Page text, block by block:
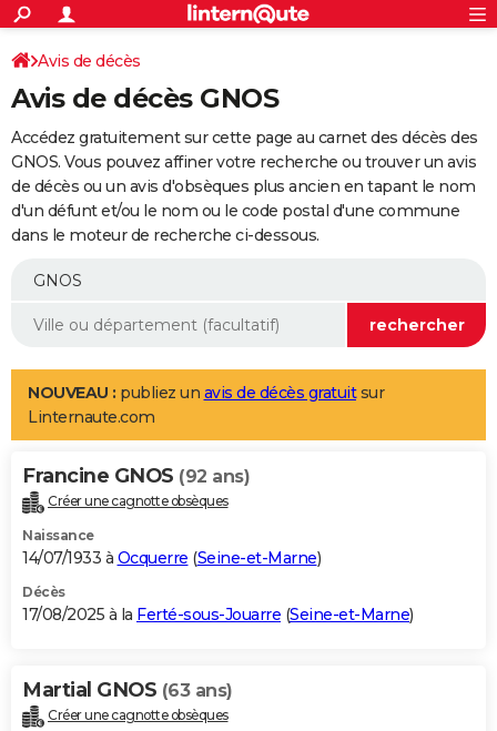
ACTUALITÉS
Politique
Société
Faits Divers
Education
Monde
Villes
+
SPORT
Coupe du monde 2026
Football
Tennis
Cyclisme
Rugby
Forum
Programme TV
TNT
Streaming
Cinéma
Sorties cinéma
Musique
+
FINANCE
Retraite
Impôts
Epargne
Immobilier
Risques naturels par ville
Banque
Assurance
Crédit
AUTO
Essais
Réserver un essai
Citadines
Berlines
SUV
Forum auto
+
Mobiles
Meilleur smartphone
Internet
Ordinateurs
Jeux vidéo
Guide high-tech
Aménagement intérieur
LIFESTYLE
Art de vivre
Bien-être
Loisirs
Mode
Modes de vie
Alimentation
Guide de la santé
Maladies
Médicaments
Sommeil
VOYAGE
Destinations
City break
Voyage nature
Voyage de noces
Forum
Climat
+PHOTO
GUIDES D'ACHAT
BONS PLANS
Carte de Noël
Carte Bonne année
Carte Saint-Valentin
Carte Pâques
Carte d'anniversaire
DICTIONNAIRE
Avis de décès
Avis de décès GNOS
Accédez gratuitement sur cette page au carnet des décès des
GNOS. Vous pouvez affiner votre recherche ou trouver un avis
de décès ou un avis d'obsèques plus ancien en tapant le nom
d'un défunt et/ou le nom ou le code postal d'une commune
dans le moteur de recherche ci-dessous.
NOUVEAU : publiez un avis de décès gratuitsur
Linternaute.com
Francine GNOS (92 ans)
Créer une cagnotte obsèques
Naissance
14/07/1933 à Ocquerre (Seine-et-Marne)
Décès
17/08/2025 à la Ferté-sous-Jouarre (Seine-et-Marne)
Martial GNOS (63 ans)
Créer une cagnotte obsèques